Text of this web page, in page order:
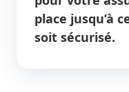
place jusqu’à
soit sécurisé.